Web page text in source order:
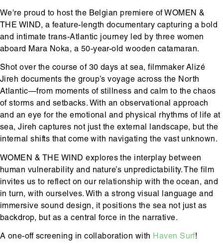
We're proud to host the Belgian premiere of WOMEN &
THE WIND, a feature-length documentary capturing a bold
and intimate trans-Atlantic journey led by three women
aboard Mara Noka, a 50-year-old wooden catamaran.
Shot over the course of 30 days at sea, filmmaker Alizé
Jireh documents the group’s voyage across the North
Atlantic—from moments of stillness and calm to the chaos
of storms and setbacks. With an observational approach
and an eye for the emotional and physical rhythms of life at
sea, Jireh captures not just the external landscape, but the
internal shifts that come with navigating the vast unknown.
WOMEN & THE WIND explores the interplay between
human vulnerability and nature’s unpredictability. The film
invites us to reflect on our relationship with the ocean, and
in turn, with ourselves. With a strong visual language and
immersive sound design, it positions the sea not just as
backdrop, but as a central force in the narrative.
A one-off screening in collaboration with Haven Surf!